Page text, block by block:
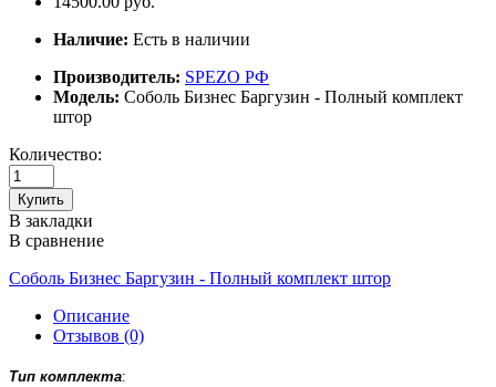
Наличие: Есть в наличии
Производитель: SPEZO РФ
Модель: Соболь Бизнес Баргузин - Полный комплект
штор
Количество:
Купить
В закладки
В сравнение
Соболь Бизнес Баргузин - Полный комплект штор
Описание
Отзывов (0)
Тип комплекта: